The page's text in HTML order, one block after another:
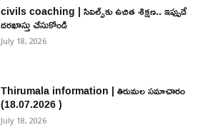
civils coaching | సివిల్స్‌కు ఉచిత శిక్ష‌ణ.. ఇప్పుడే
ద‌ర‌ఖాస్తు చేసుకోండి
July 18, 2026
Thirumala information | తిరుమల సమాచారం
(18.07.2026 )
July 18, 2026